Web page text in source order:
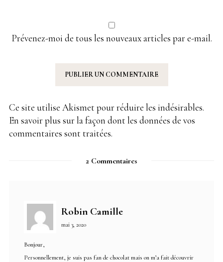
Prévenez-moi de tous les nouveaux articles par e-mail.
Ce site utilise Akismet pour réduire les indésirables.
En savoir plus sur la façon dont les données de vos
commentaires sont traitées.
2 Commentaires
Robin Camille
mai 3, 2020
Bonjour,
Personnellement, je suis pas fan de chocolat mais on m’a fait découvrir